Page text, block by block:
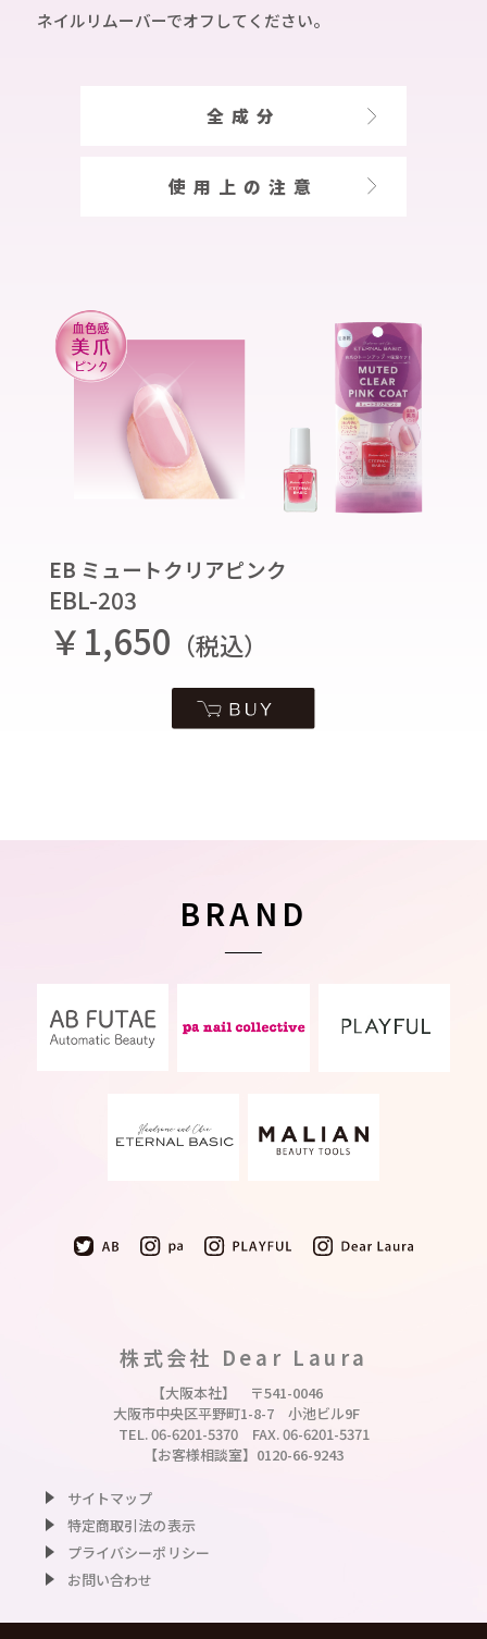
ネイルリムーバーでオフしてください。
全成分
使用上の注意
EB ミュートクリアピンク
EBL-203
￥1,650 （税込）
BRAND
株式会社 Dear Laura
【大阪本社】 〒541-0046
大阪市中央区平野町1-8-7 小池ビル9F
TEL. 06-6201-5370 FAX. 06-6201-5371
【お客様相談室】 0120-66-9243
サイトマップ
特定商取引法の表示
プライバシーポリシー
お問い合わせ